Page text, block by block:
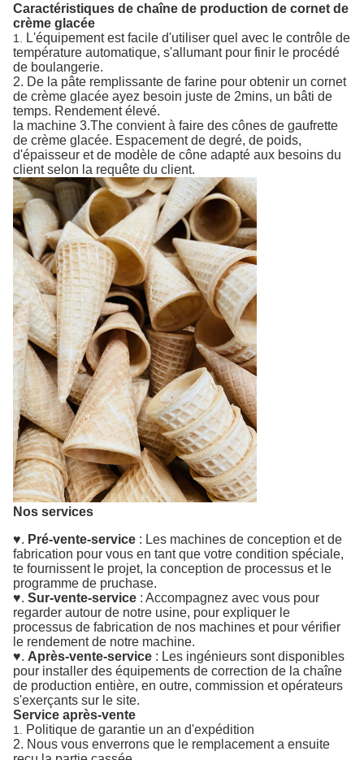
Caractéristiques de chaîne de production de cornet de
crème glacée
1.
L'équipement est facile d'utiliser quel avec le contrôle de
température automatique, s'allumant pour finir le procédé
de boulangerie.
2. De la pâte remplissante de farine pour obtenir un cornet
de crème glacée ayez besoin juste de 2mins, un bâti de
temps. Rendement élevé.
la machine 3.The convient à faire des cônes de gaufrette
de crème glacée. Espacement de degré, de poids,
d'épaisseur et de modèle de cône adapté aux besoins du
client selon la requête du client.
Nos services
♥. Pré-vente-service : Les machines de conception et de
fabrication pour vous en tant que votre condition spéciale,
te fournissent le projet, la conception de processus et le
programme de pruchase.
♥. Sur-vente-service : Accompagnez avec vous pour
regarder autour de notre usine, pour expliquer le
processus de fabrication de nos machines et pour vérifier
le rendement de notre machine.
♥. Après-vente-service : Les ingénieurs sont disponibles
pour installer des équipements de correction de la chaîne
de production entière, en outre, commission et opérateurs
s'exerçants sur le site.
Service après-vente
1.
Politique de garantie un an d'expédition
2. Nous vous enverrons que le remplacement a ensuite